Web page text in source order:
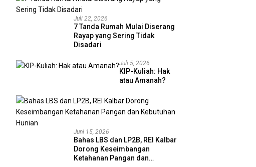
Juli 22, 2026
7 Tanda Rumah Mulai Diserang
Rayap yang Sering Tidak
Disadari
Juli 5, 2026
KIP-Kuliah: Hak
atau Amanah?
Juni 15, 2026
Bahas LBS dan LP2B, REI Kalbar
Dorong Keseimbangan
Ketahanan Pangan dan